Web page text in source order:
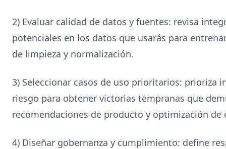
2) Evaluar calidad de datos y fuentes: revisa
potenciales en los datos que usarás para
de limpieza y normalización.
3) Seleccionar casos de uso prioritarios: prioriza
riesgo para obtener victorias tempranas que
recomendaciones de producto y optimización de
4) Diseñar gobernanza y cumplimiento: define